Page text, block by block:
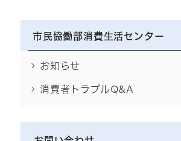
市民協働部消費生活センター
お知らせ
消費者トラブルQ&A